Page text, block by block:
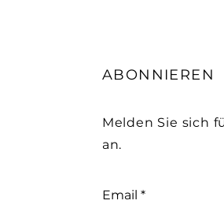
ABONNIEREN
Melden Sie sich
an.
Email